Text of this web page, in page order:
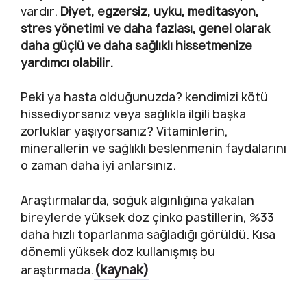
vardır. Diyet, egzersiz, uyku, meditasyon,
stres yönetimi ve daha fazlası, genel olarak
daha güçlü ve daha sağlıklı hissetmenize
yardımcı olabilir.
Peki ya hasta olduğunuzda? kendimizi kötü
hissediyorsanız veya sağlıkla ilgili başka
zorluklar yaşıyorsanız? Vitaminlerin,
minerallerin ve sağlıklı beslenmenin faydalarını
o zaman daha iyi anlarsınız.
Araştırmalarda, soğuk algınlığına yakalan
bireylerde yüksek doz çinko pastillerin, %33
daha hızlı toparlanma sağladığı görüldü. Kısa
dönemli yüksek doz kullanışmış bu
araştırmada.(kaynak)